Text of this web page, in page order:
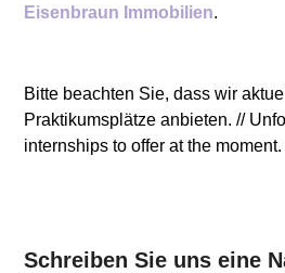
Eisenbraun Immobilien.
Bitte beachten Sie, dass wir
Praktikumsplätze anbieten. //
internships to offer at the moment.
Schreiben Sie uns eine